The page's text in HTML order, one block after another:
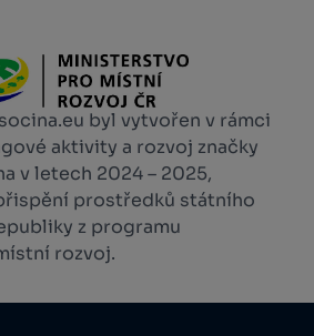
byl vytvořen v rámci
aktivity a rozvoj značky
v letech 2024 – 2025,
prostředků státního
z programu
rozvoj.